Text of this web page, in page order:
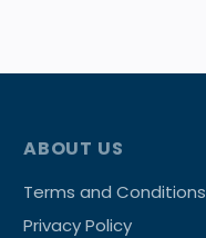
ABOUT US
Terms and Conditions
Privacy Policy